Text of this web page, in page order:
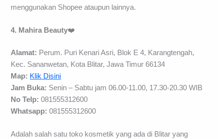
menggunakan Shopee ataupun lainnya.
4. Mahira Beauty❤️
Alamat: Perum. Puri Kenari Asri, Blok E 4, Karangtengah,
Kec. Sananwetan, Kota Blitar, Jawa Timur 66134
Map: Klik Disini
Jam Buka: Senin – Sabtu jam 06.00-11.00, 17.30-20.30 WIB
No Telp: 081555312600
Whatsapp: 081555312600
Adalah salah satu toko kosmetik yang ada di Blitar yang